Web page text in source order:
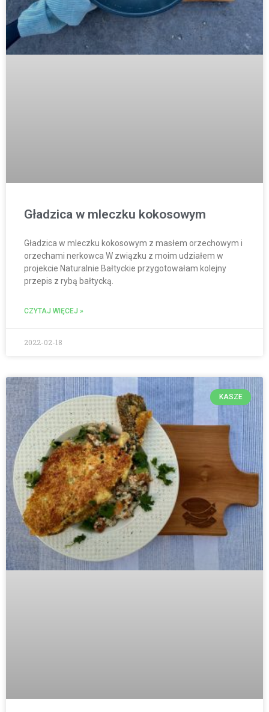
Gładzica w mleczku kokosowym
Gładzica w mleczku kokosowym z masłem orzechowym i
orzechami nerkowca W związku z moim udziałem w
projekcie Naturalnie Bałtyckie przygotowałam kolejny
przepis z rybą bałtycką.
CZYTAJ WIĘCEJ »
2022-02-18
KASZE